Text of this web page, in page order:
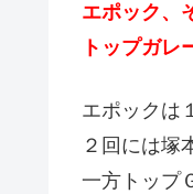
エポック、
トップガレ
エポックは
２回には塚
一方トップ